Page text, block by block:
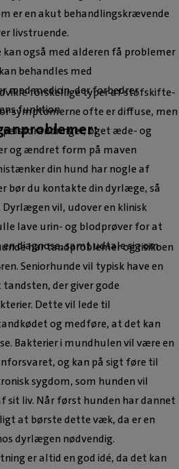
er en akut behandlingskrævende
livstruende.
også med alderen få problemer
behandles med
med medicin, der forbedrer
funktion.
forskellige typer af stofskifte-
symptomerne ofte er diffuse, men
øget æde- og
og ændret form på maven
din hund har nogle af
bør du kontakte din dyrlæge, så
vil, udover en klinisk
lave urin- og blodprøver for at
diagnose, samt udtale sig om
har tandproblemer og risikoen
Seniorhunde vil typisk have en
der giver gode
Dette vil lede til
og medføre, at det kan
Bakterier i mundhulen vil være en
og kan på sigt føre til
sygdom, som hunden vil
sit liv. Når først hunden har dannet
at børste dette væk, da er en
dyrlægen nødvendig.
er altid en god idé, da det kan